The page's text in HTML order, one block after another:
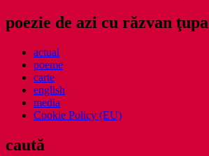
poezie de azi cu răzvan ţupa
actual
poeme
carte
english
media
Cookie Policy (EU)
caută